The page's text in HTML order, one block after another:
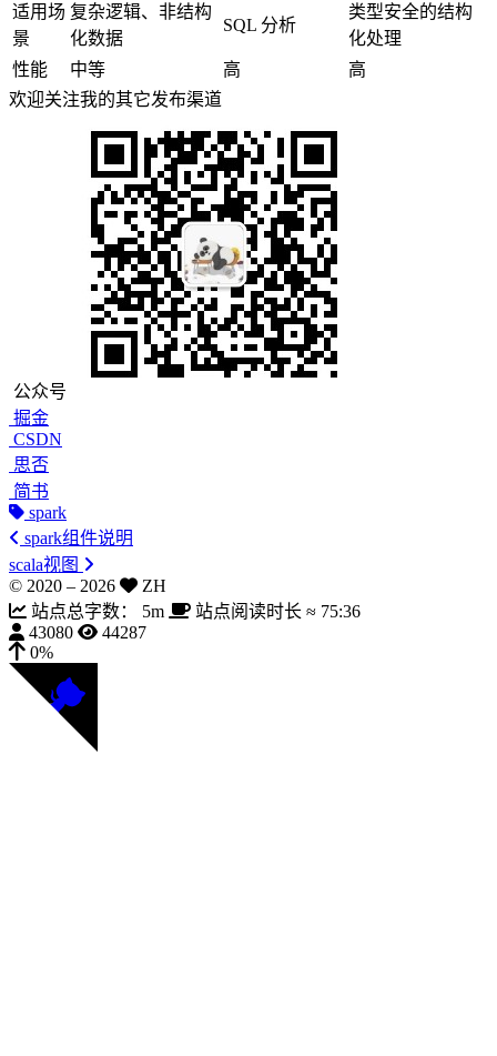
适用场
景
复杂逻辑、非结构
化数据
SQL 分析
类型安全的结构
化处理
性能
中等 高
高
欢迎关注我的其它发布渠道
公众号
掘金
CSDN
思否
简书
spark
spark组件说明
scala视图
© 2020 – 2026
ZH
站点总字数：
5m 站点阅读时长 ≈ 75:36
43080
44287
0%